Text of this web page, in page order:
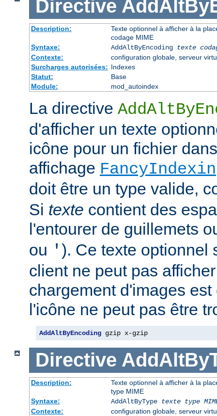
Directive
Description:
Texte optionnel à afficher à la
codage MIME
Syntaxe:
AddAltByEncoding texte
Contexte:
configuration globale, serveur
Surcharges autorisées: Indexes
Statut:
Base
Module:
mod_autoindex
La directive
d'afficher un texte
icône pour un fichier
affichage
doit être un type valide,
Si texte contient des
l'entourer de guillemets
ou ' ). Ce texte optionnel
client ne peut pas
chargement d'images
l'icône ne peut pas être
AddAltByEncoding gzip x-gzip
Directive
Description:
Texte optionnel à afficher à la
type MIME
Syntaxe:
AddAltByType texte
type
Contexte:
configuration globale, serveur